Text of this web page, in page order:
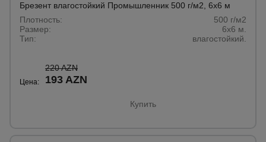
Брезент влагостойкий Промышленник 500 г/м2, 6х6 м
Плотность:
500 г/м2
Размер:
6х6 м.
Тип:
влагостойкий.
Цена:
220 AZN
193 AZN
Купить